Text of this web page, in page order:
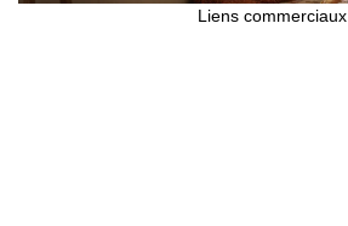
Liens commerciaux